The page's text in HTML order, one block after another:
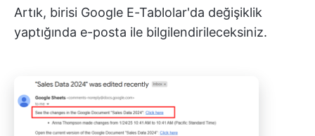
Artık, birisi Google E-Tablolar'da değişiklik
yaptığında e-posta ile bilgilendirileceksiniz.